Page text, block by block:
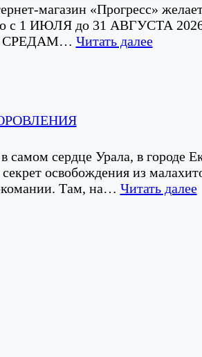
магазин «Прогресс»
с 1 ИЮЛЯ до 31 АВГУСТА 2026
СРЕДАМ… Читать далее:
самом сердце Урала, в городе
освобождения из
Там, на… Читать далее: